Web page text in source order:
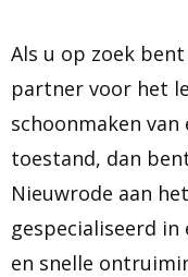
Als u op zoek
partner voor het
schoonmaken
toestand, dan
Nieuwrode aan
gespecialiseerd
en snelle